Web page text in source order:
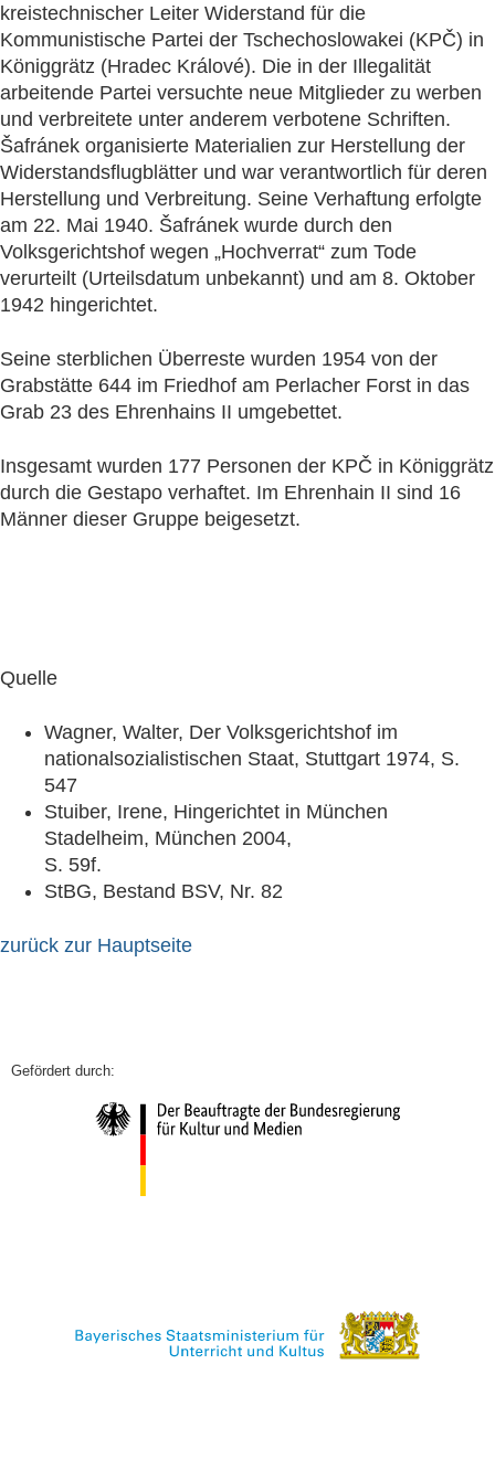
kreistechnischer Leiter Widerstand für die
Kommunistische Partei der Tschechoslowakei (KPČ) in
Königgrätz (Hradec Králové). Die in der Illegalität
arbeitende Partei versuchte neue Mitglieder zu werben
und verbreitete unter anderem verbotene Schriften.
Šafránek organisierte Materialien zur Herstellung der
Widerstandsflugblätter und war verantwortlich für deren
Herstellung und Verbreitung. Seine Verhaftung erfolgte
am 22. Mai 1940. Šafránek wurde durch den
Volksgerichtshof wegen „Hochverrat“ zum Tode
verurteilt (Urteilsdatum unbekannt) und am 8. Oktober
1942 hingerichtet.
Seine sterblichen Überreste wurden 1954 von der
Grabstätte 644 im Friedhof am Perlacher Forst in das
Grab 23 des Ehrenhains II umgebettet.
Insgesamt wurden 177 Personen der KPČ in Königgrätz
durch die Gestapo verhaftet. Im Ehrenhain II sind 16
Männer dieser Gruppe beigesetzt.
Quelle
Wagner, Walter, Der Volksgerichtshof im
nationalsozialistischen Staat, Stuttgart 1974, S.
547
Stuiber, Irene, Hingerichtet in München
Stadelheim, München 2004,
S. 59f.
StBG, Bestand BSV, Nr. 82
zurück zur Hauptseite